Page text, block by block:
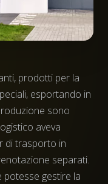
prodotti per la
esportando in
sono
aveva
di trasporto in
separati.
potesse gestire la